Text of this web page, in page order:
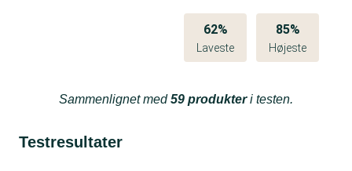
62%
Laveste
85%
Højeste
Sammenlignet med59 produkteri testen.
Testresultater